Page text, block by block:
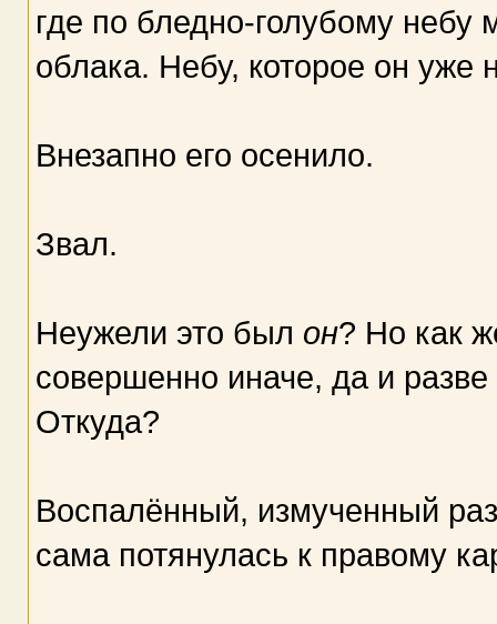
где по бледно-голубому
облака. Небу, которое он уже
Внезапно его осенило.
Звал.
Неужели это был он? Но как
совершенно иначе, да и разве
Откуда?
Воспалённый, измученный
сама потянулась к правому